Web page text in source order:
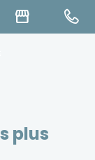
storefront
plus